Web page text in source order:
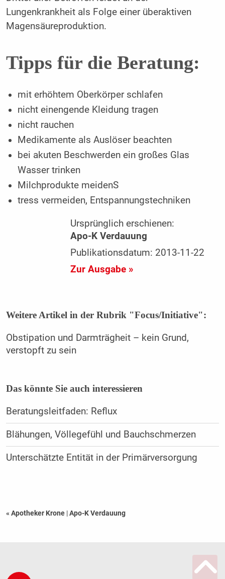
Lungenkrankheit als Folge einer überaktiven
Magensäureproduktion.
Tipps für die Beratung:
mit erhöhtem Oberkörper schlafen
nicht einengende Kleidung tragen
nicht rauchen
Medikamente als Auslöser beachten
bei akuten Beschwerden ein großes Glas
Wasser trinken
Milchprodukte meidenS
tress vermeiden, Entspannungstechniken
Ursprünglich erschienen:
Apo-K Verdauung
Publikationsdatum: 2013-11-22
Zur Ausgabe »
Weitere Artikel in der Rubrik "Focus/Initiative":
Obstipation und Darmträgheit – kein Grund,
verstopft zu sein
Das könnte Sie auch interessieren
Beratungsleitfaden: Reflux
Blähungen, Völlegefühl und Bauchschmerzen
Unterschätzte Entität in der Primärversorgung
« Apotheker Krone |Apo-K Verdauung